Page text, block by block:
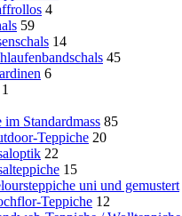
4
59
14
45
6
1
im Standardmass 85
Teppiche 20
22
15
uni und gemustert
Teppiche 12